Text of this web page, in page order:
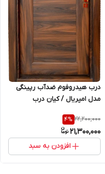
درب هیدروفوم ضدآب رپینگی
مدل امپریال / کیان درب
22,200,000
4%
21,300,000
افزودن به سبد